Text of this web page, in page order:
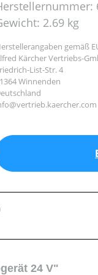
2.69 kg
gemäß
Kärcher Vertriebs-
List-Str. 4
Winnenden
24 V"